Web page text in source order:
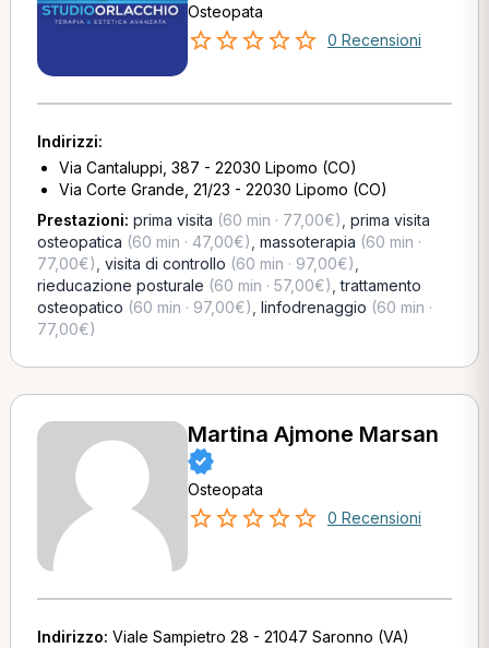
Osteopata
0 Recensioni
Indirizzi:
Via Cantaluppi, 387 - 22030 Lipomo (CO)
Via Corte Grande, 21/23 - 22030 Lipomo (CO)
Prestazioni: prima visita (60 min · 77,00€) prima visita
osteopatica (60 min · 47,00€) massoterapia (60 min ·
77,00€) visita di controllo (60 min · 97,00€)
rieducazione posturale (60 min · 57,00€) ,trattamento
osteopatico (60 min · 97,00€) linfodrenaggio (60 min ·
77,00€)
Martina Ajmone Marsan
Osteopata
0 Recensioni
Indirizzo: Viale Sampietro 28 - 21047 Saronno (VA)